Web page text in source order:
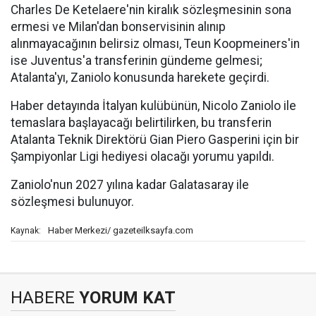
Charles De Ketelaere'nin kiralık sözleşmesinin sona
ermesi ve Milan'dan bonservisinin alınıp
alınmayacağının belirsiz olması, Teun Koopmeiners'in
ise Juventus'a transferinin gündeme gelmesi;
Atalanta'yı, Zaniolo konusunda harekete geçirdi.
Haber detayında İtalyan kulübünün, Nicolo Zaniolo ile
temaslara başlayacağı belirtilirken, bu transferin
Atalanta Teknik Direktörü Gian Piero Gasperini için bir
Şampiyonlar Ligi hediyesi olacağı yorumu yapıldı.
Zaniolo'nun 2027 yılına kadar Galatasaray ile
sözleşmesi bulunuyor.
Kaynak: Haber Merkezi/ gazeteilksayfa.com
HABERE YORUM KAT